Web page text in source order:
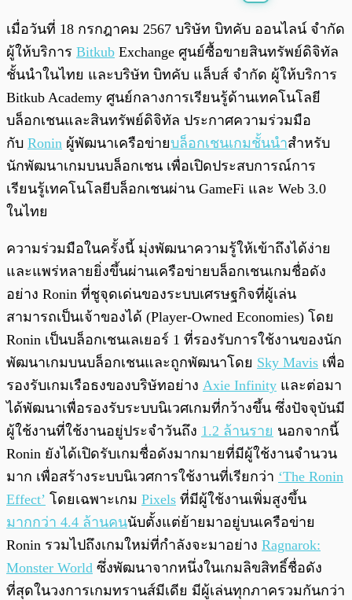
พร้อมเล่น 0:00/ 0:00
เมื่อวันที่ 18 กรกฎาคม 2567 บริษัท บิทคับ ออนไลน์ จำกัด
ผู้ให้บริการ Bitkub Exchange ศูนย์ซื้อขายสินทรัพย์ดิจิทัล
ชั้นนำในไทย และบริษัท บิทคับ แล็บส์ จำกัด ผู้ให้บริการ
Bitkub Academy ศูนย์กลางการเรียนรู้ด้านเทคโนโลยี
บล็อกเชนและสินทรัพย์ดิจิทัล ประกาศความร่วมมือ
กับ Ronin ผู้พัฒนาเครือข่ายบล็อกเชนเกมชั้นนำสำหรับ
นักพัฒนาเกมบนบล็อกเชน เพื่อเปิดประสบการณ์การ
เรียนรู้เทคโนโลยีบล็อกเชนผ่าน GameFi และ Web 3.0
ในไทย
ความร่วมมือในครั้งนี้ มุ่งพัฒนาความรู้ให้เข้าถึงได้ง่าย
และแพร่หลายยิ่งขึ้นผ่านเครือข่ายบล็อกเชนเกมชื่อดัง
อย่าง Ronin ที่ชูจุดเด่นของระบบเศรษฐกิจที่ผู้เล่น
สามารถเป็นเจ้าของได้ (Player-Owned Economies) โดย
Ronin เป็นบล็อกเชนเลเยอร์ 1 ที่รองรับการใช้งานของนัก
พัฒนาเกมบนบล็อกเชนและถูกพัฒนาโดย Sky Mavis เพื่อ
รองรับเกมเรือธงของบริษัทอย่าง Axie Infinity และต่อมา
ได้พัฒนาเพื่อรองรับระบบนิเวศเกมที่กว้างขึ้น ซึ่งปัจจุบันมี
ผู้ใช้งานที่ใช้งานอยู่ประจำวันถึง 1.2 ล้านราย นอกจากนี้
Ronin ยังได้เปิดรับเกมชื่อดังมากมายที่มีผู้ใช้งานจำนวน
มาก เพื่อสร้างระบบนิเวศการใช้งานที่เรียกว่า ‘The Ronin
Effect’ โดยเฉพาะเกม Pixels ที่มีผู้ใช้งานเพิ่มสูงขึ้น
มากกว่า 4.4 ล้านคนนับตั้งแต่ย้ายมาอยู่บนเครือข่าย
Ronin รวมไปถึงเกมใหม่ที่กำลังจะมาอย่าง Ragnarok:
Monster World ซึ่งพัฒนาจากหนึ่งในเกมลิขสิทธิ์ชื่อดัง
ที่สุดในวงการเกมทรานส์มีเดีย มีผู้เล่นทุกภาครวมกันกว่า